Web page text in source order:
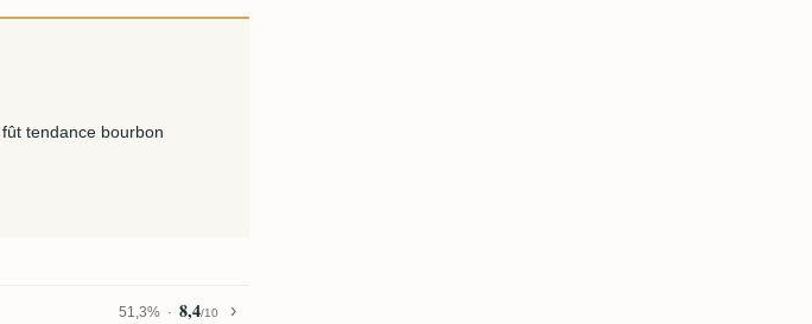
tendance bourbon
51,3% 8,4/10